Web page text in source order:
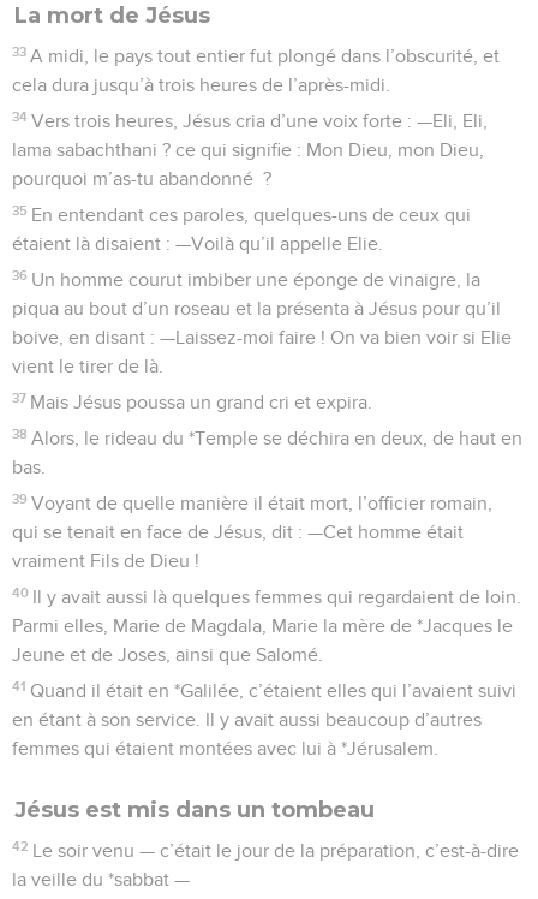
La mort de Jésus
33 A midi, le pays tout entier fut plongé dans l’obscurité, et
cela dura jusqu’à trois heures de l’après-midi.
34 Vers trois heures, Jésus cria d’une voix forte : —Eli, Eli,
lama sabachthani ? ce qui signifie : Mon Dieu, mon Dieu,
pourquoi m’as-tu abandonné ?
35 En entendant ces paroles, quelques-uns de ceux qui
étaient là disaient : —Voilà qu’il appelle Elie.
36 Un homme courut imbiber une éponge de vinaigre, la
piqua au bout d’un roseau et la présenta à Jésus pour qu’il
boive, en disant : —Laissez-moi faire ! On va bien voir si Elie
vient le tirer de là.
37 Mais Jésus poussa un grand cri et expira.
38 Alors, le rideau du *Temple se déchira en deux, de haut en
bas.
39 Voyant de quelle manière il était mort, l’officier romain,
qui se tenait en face de Jésus, dit : —Cet homme était
vraiment Fils de Dieu !
40 Il y avait aussi là quelques femmes qui regardaient de loin.
Parmi elles, Marie de Magdala, Marie la mère de *Jacques le
Jeune et de Joses, ainsi que Salomé.
41 Quand il était en *Galilée, c’étaient elles qui l’avaient suivi
en étant à son service. Il y avait aussi beaucoup d’autres
femmes qui étaient montées avec lui à *Jérusalem.
Jésus est mis dans un tombeau
42 Le soir venu — c’était le jour de la préparation, c’est-à-dire
la veille du *sabbat —